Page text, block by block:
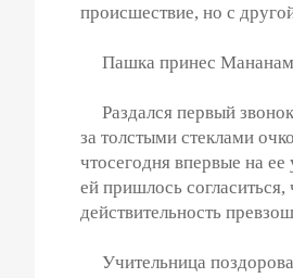
происшествие, но с
Пашка принес Мананама
Раздался первый
за толстыми стеклами
чтосегодня впервые на
ей пришлось
действительность
Учительница